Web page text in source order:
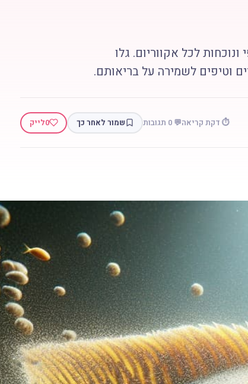
לכל אקווריום. גלו
וטיפים לשמירה על בריאותם.
⏱️ דקת קריאה💬 0 תגובות שמור לאחר כך 0לייק